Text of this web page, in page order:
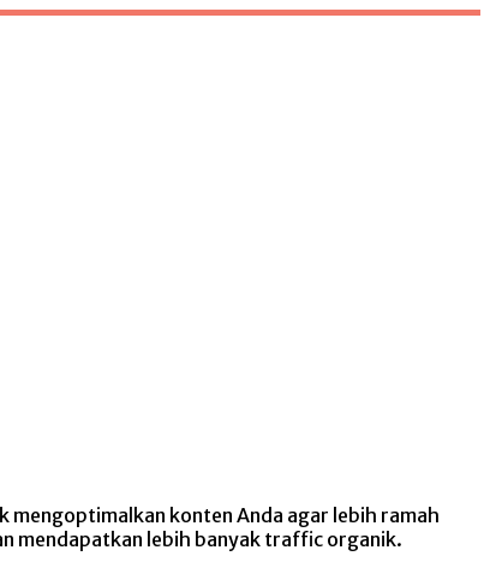
mengoptimalkan konten Anda agar lebih ramah
mendapatkan lebih banyak traffic organik.